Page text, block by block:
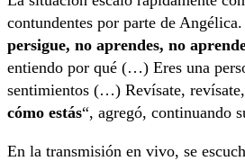
contundentes por parte de Angélica.
persigue, no aprendes, no
entiendo por qué (…) Eres una
sentimientos (…) Revísate, revísate,
cómo estás“, agregó, continuando
En la transmisión en vivo, se